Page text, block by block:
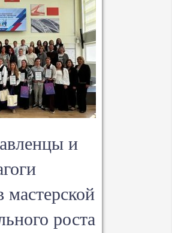
и
мастерской
роста